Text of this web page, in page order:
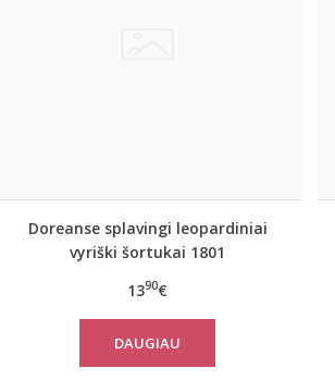
Doreanse splavingi leopardiniai
vyriški šortukai 1801
1390€
DAUGIAU